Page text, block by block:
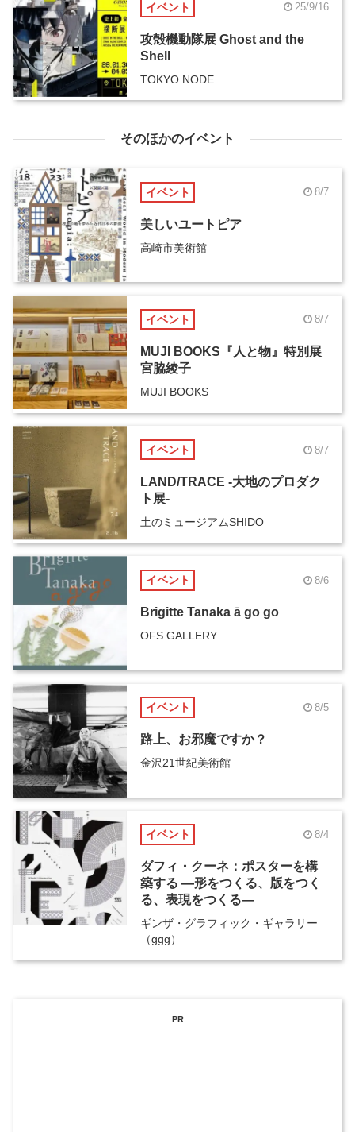
イベント 25/9/16
攻殻機動隊展 Ghost and the
Shell
TOKYO NODE
そのほかのイベント
イベント 8/7
美しいユートピア
高崎市美術館
イベント 8/7
MUJI BOOKS『人と物』特別展
宮脇綾子
MUJI BOOKS
イベント 8/7
LAND/TRACE -大地のプロダク
ト展-
土のミュージアムSHIDO
イベント 8/6
Brigitte Tanaka ā go go
OFS GALLERY
イベント 8/5
路上、お邪魔ですか？
金沢21世紀美術館
イベント 8/4
ダフィ・クーネ：ポスターを構
築する ―形をつくる、版をつく
る、表現をつくる―
ギンザ・グラフィック・ギャラリー
（ggg）
PR